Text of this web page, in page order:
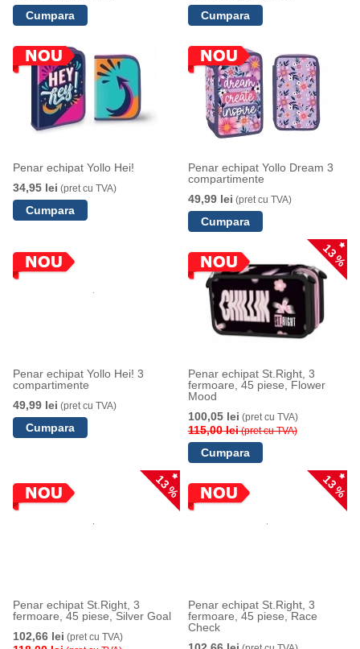
Penar echipat Yollo Hei!
34,95 lei (pret cu TVA)
Penar echipat Yollo Dream 3
compartimente
49,99 lei (pret cu TVA)
Penar echipat Yollo Hei! 3
compartimente
49,99 lei (pret cu TVA)
13 %
Penar echipat St.Right, 3
fermoare, 45 piese, Flower
Mood
100,05 lei (pret cu TVA)
115,00 lei(pret cu TVA)
13 %
Penar echipat St.Right, 3
fermoare, 45 piese, Silver Goal
102,66 lei (pret cu TVA)
13 %
Penar echipat St.Right, 3
fermoare, 45 piese, Race
Check